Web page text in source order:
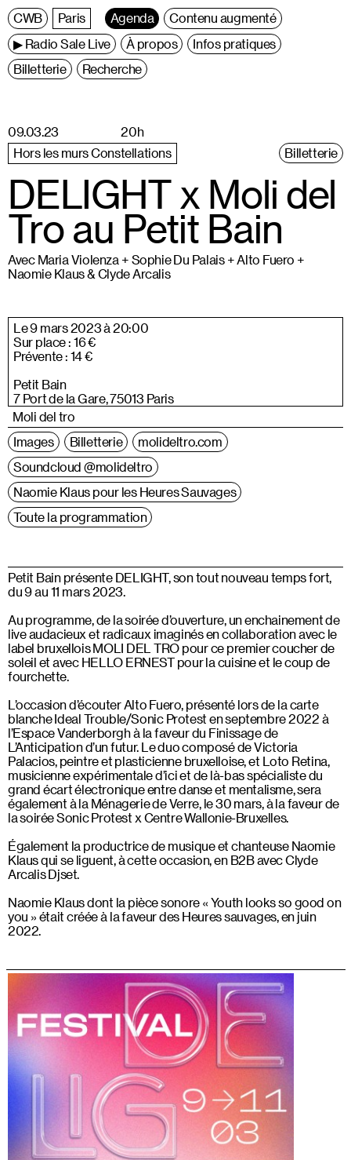
Centre
Wallonie
Bruxelles
Paris Agenda
Contenu augmenté
▶ Radio Sale Live
À propos
Infos pratiques
Billetterie
Recherche
09.03.23
20h
Hors les murs Constellations
Billetterie
DELIGHT x Moli del
Tro au Petit Bain
Avec Maria Violenza + Sophie Du Palais + Alto Fuero +
Naomie Klaus & Clyde Arcalis
Le 9 mars 2023 à 20:00
Sur place : 16 €
Prévente : 14 €
Petit Bain
7 Port de la Gare, 75013 Paris
Moli del tro
Images
Billetterie
molideltro.com
Soundcloud @molideltro
Naomie Klaus pour les Heures Sauvages
Toute la programmation
Petit Bain présente DELIGHT, son tout nouveau temps fort,
du 9 au 11 mars 2023.
Au programme, de la soirée d’ouverture, un enchainement de
live audacieux et radicaux imaginés en collaboration avec le
label bruxellois MOLI DEL TRO pour ce premier coucher de
soleil et avec HELLO ERNEST pour la cuisine et le coup de
fourchette.
L’occasion d’écouter Alto Fuero, présenté lors de la carte
blanche Ideal Trouble/Sonic Protest en septembre 2022 à
l’Espace Vanderborgh à la faveur du Finissage de
L’Anticipation d’un futur. Le duo composé de Victoria
Palacios, peintre et plasticienne bruxelloise, et Loto Retina,
musicienne expérimentale d’ici et de là-bas spécialiste du
grand écart électronique entre danse et mentalisme, sera
également à la Ménagerie de Verre, le 30 mars, à la faveur de
la soirée Sonic Protest x Centre Wallonie-Bruxelles.
Également la productrice de musique et chanteuse Naomie
Klaus qui se liguent, à cette occasion, en B2B avec Clyde
Arcalis Djset.
Naomie Klaus dont la pièce sonore « Youth looks so good on
you » était créée à la faveur des Heures sauvages, en juin
2022.